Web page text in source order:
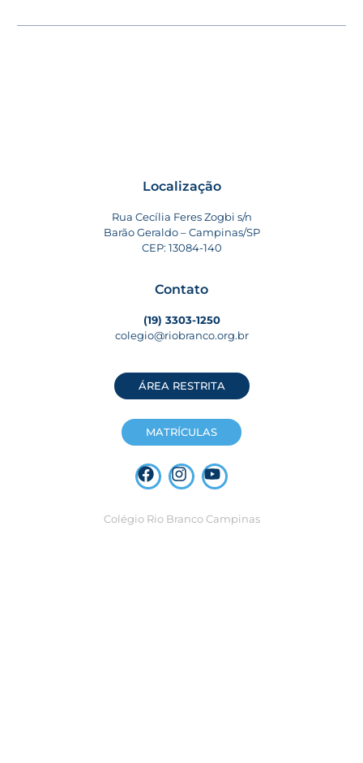
Localização
Rua Cecília Feres Zogbi s/n
Barão Geraldo – Campinas/SP
CEP: 13084-140
Contato
(19) 3303-1250
colegio@riobranco.org.br
ÁREA RESTRITA
MATRÍCULAS
Colégio Rio Branco Campinas